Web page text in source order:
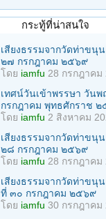
กระทู้ที่น่าสนใจ
เสียงธรรมจากวัดท่าขนุ
๒๗ กรกฎาคม ๒๕๖๙
โดย iamfu 28 กรกฎาคม
เทศน์วันเข้าพรรษา วัน
กรกฎาคม พุทธศักราช
โดย iamfu 2 สิงหาคม
เสียงธรรมจากวัดท่าขนุ
๒๘ กรกฎาคม ๒๕๖๙
โดย iamfu 28 กรกฎาคม
เสียงธรรมจากวัดท่าขนุ
ที่ ๓๐ กรกฎาคม ๒๕๖๙
โดย iamfu 30 กรกฎาคม